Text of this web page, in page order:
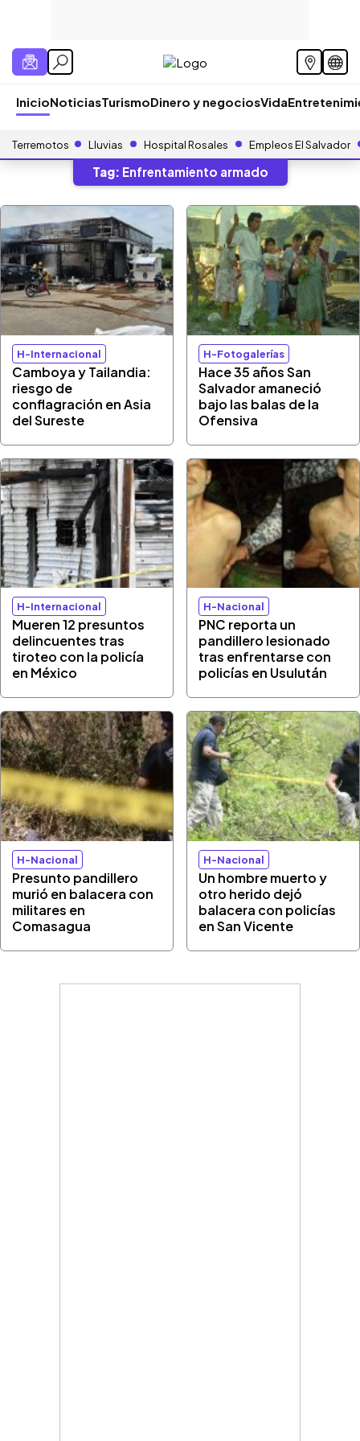
InicioNoticiasTurismoDinero y negociosVida
Terremotos Lluvias Hospital Rosales Empleos El Salvador
Tag: Enfrentamiento armado
H-Internacional
Camboya y Tailandia:
riesgo de
conflagración en Asia
del Sureste
H-Fotogalerías
Hace 35 años San
Salvador amaneció
bajo las balas de la
Ofensiva
H-Internacional
Mueren 12 presuntos
delincuentes tras
tiroteo con la policía
en México
H-Nacional
PNC reporta un
pandillero lesionado
tras enfrentarse con
policías en Usulután
H-Nacional
Presunto pandillero
murió en balacera con
militares en
Comasagua
H-Nacional
Un hombre muerto y
otro herido dejó
balacera con policías
en San Vicente